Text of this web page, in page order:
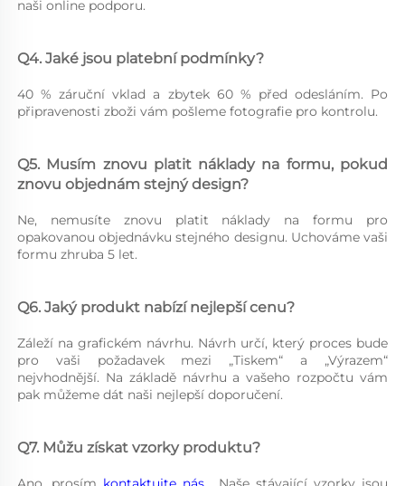
naši online podporu.
Q4. Jaké jsou platební podmínky?
40 % záruční vklad a zbytek 60 % před odesláním. Po
připravenosti zboži vám pošleme fotografie pro kontrolu.
Q5. Musím znovu platit náklady na formu, pokud
znovu objednám stejný design?
Ne, nemusíte znovu platit náklady na formu pro
opakovanou objednávku stejného designu. Uchováme vaši
formu zhruba 5 let.
Q6. Jaký produkt nabízí nejlepší cenu?
Záleží na grafickém návrhu. Návrh určí, který proces bude
pro vaši požadavek mezi „Tiskem“ a „Výrazem“
nejvhodnější. Na základě návrhu a vašeho rozpočtu vám
pak můžeme dát naši nejlepší doporučení.
Q7. Můžu získat vzorky produktu?